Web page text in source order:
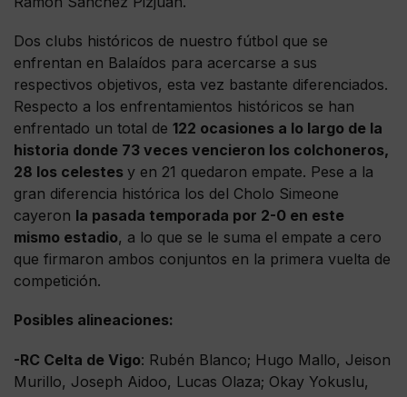
Dos clubs históricos de nuestro fútbol que se
enfrentan en Balaídos para acercarse a sus
respectivos objetivos, esta vez bastante diferenciados.
Respecto a los enfrentamientos históricos se han
enfrentado un total de 122 ocasiones a lo largo de la
historia donde 73 veces vencieron los colchoneros,
28 los celestes y en 21 quedaron empate. Pese a la
gran diferencia histórica los del Cholo Simeone
cayeron la pasada temporada por 2-0 en este
mismo estadio, a lo que se le suma el empate a cero
que firmaron ambos conjuntos en la primera vuelta de
competición.
Posibles alineaciones:
-RC Celta de Vigo: Rubén Blanco; Hugo Mallo, Jeison
Murillo, Joseph Aidoo, Lucas Olaza; Okay Yokuslu,